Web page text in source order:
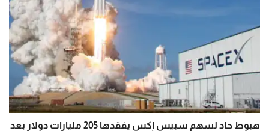
هبوط حاد لسهم سبيس إكس يفقدها 205 مليارات دولار بعد